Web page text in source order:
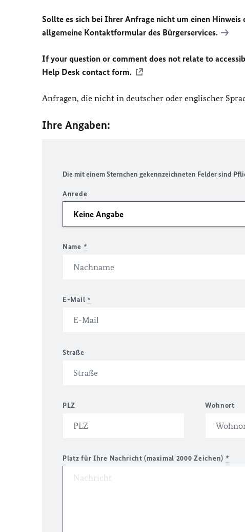
Sollte es sich bei Ihrer Anfrage nicht um einen
allgemeine Kontaktformular des Bürgerservices.
If your question or comment does not relate to
Help Desk contact form.
Anfragen, die nicht in deutscher oder englischer
Ihre Angaben:
Die mit einem Sternchen gekennzeichneten Felder sind
Anrede
Name *
E-Mail *
Straße
PLZ Wohnort
Platz für Ihre Nachricht (maximal 2000 Zeichen) *